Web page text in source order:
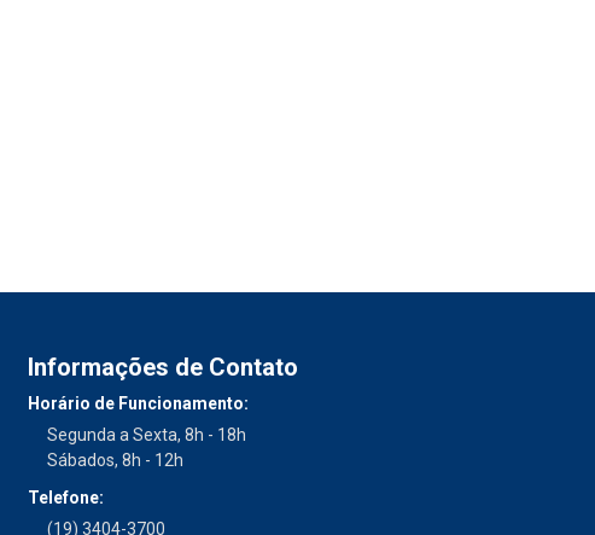
Informações de Contato
Horário de Funcionamento:
Segunda a Sexta, 8h - 18h
Sábados, 8h - 12h
Telefone:
(19) 3404-3700